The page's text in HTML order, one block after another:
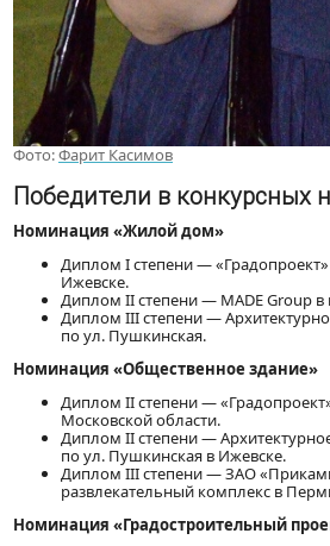
Фото:Фарит Касимов
Победители в конкурсных
Номинация «Жилой дом»
Диплом І степени —
Ижевске.
Диплом ІІ степени — MADE
Диплом ІІІ степени —
по ул. Пушкинская.
Номинация «Общественное здание»
Диплом ІІ степени —
Московской области.
Диплом ІІ степени —
по ул. Пушкинская в Ижевске.
Диплом ІІІ степени — ЗАО
развлекательный комплекс в
Номинация «Градостроительный